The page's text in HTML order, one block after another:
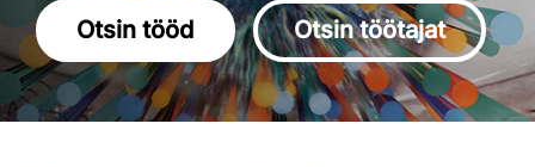
Otsin tööd Otsin töötajat